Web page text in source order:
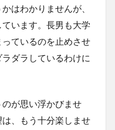
はわかりませんが、
います。長男も大学
ているのを止めさせ
ダラしているわけに
が思い浮かびませ
、もう十分楽しませ